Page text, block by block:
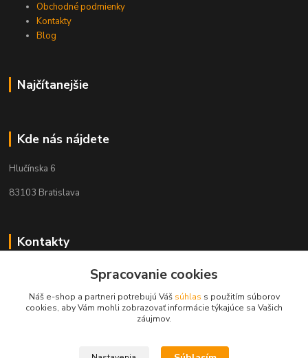
Obchodné podmienky
Kontakty
Blog
Najčítanejšie
Kde nás nájdete
Hlučínska 6
83103 Bratislava
Kontakty
+421 908 678 479
info@audiovideoshop.sk
Spracovanie cookies
Náš e-shop a partneri potrebujú Váš súhlas s použitím súborov
cookies, aby Vám mohli zobrazovať informácie týkajúce sa Vašich
záujmov.